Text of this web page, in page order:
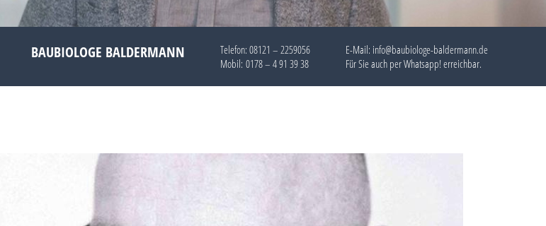
BAUBIOLOGE BALDERMANN Telefon: 08121 – 2259056
Mobil: 0178 – 4 91 39 38
E-Mail: info@baubiologe-baldermann.de
Für Sie auch perWhatsapp!erreichbar.